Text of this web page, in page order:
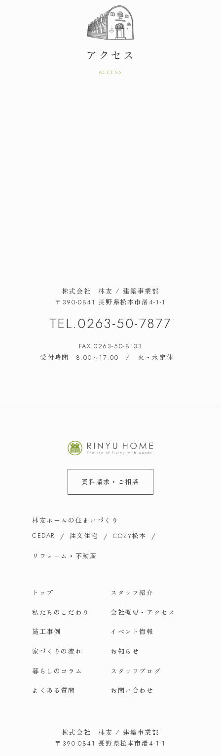
リフォーム・不動産
FAX.0263-50-8133
受付時間8:00～17:00/ 火・水定休
LINE 友達追加
アクセス
ACCESS
株式会社 林友 / 建築事業部
〒390-0841 長野県松本市渚4-1-1
TEL.0263-50-7877
FAX.0263-50-8133
受付時間 8:00～17:00 / 火・水定休
資料請求・ご相談
林友ホームの住まいづくり
CEDAR
注文住宅 COZY松本
リフォーム・不動産
トップ スタッフ紹介
私たちのこだわり 会社概要・アクセス
施工事例 イベント情報
家づくりの流れ お知らせ
暮らしのコラム スタッフブログ
よくある質問 お問い合わせ
株式会社 林友 / 建築事業部
〒390-0841 長野県松本市渚4-1-1